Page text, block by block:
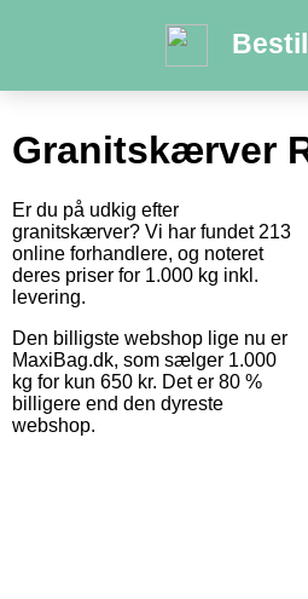
Granitskærver
Er du på udkig efter
granitskærver? Vi har fundet 213
online forhandlere, og noteret
deres priser for 1.000 kg inkl.
levering.
Den billigste webshop lige nu er
MaxiBag.dk, som sælger 1.000
kg for kun 650 kr. Det er 80 %
billigere end den dyreste
webshop.